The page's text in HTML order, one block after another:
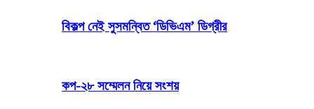
বিকল্প নেই সুসমন্বিত ‘ডিভিএম’ ডিগ্রীর
কপ-২৮ সম্মেলন নিয়ে সংশয়